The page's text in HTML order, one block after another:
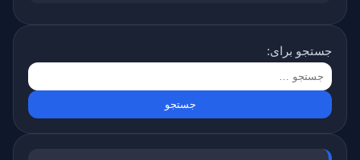
جستجو برای: